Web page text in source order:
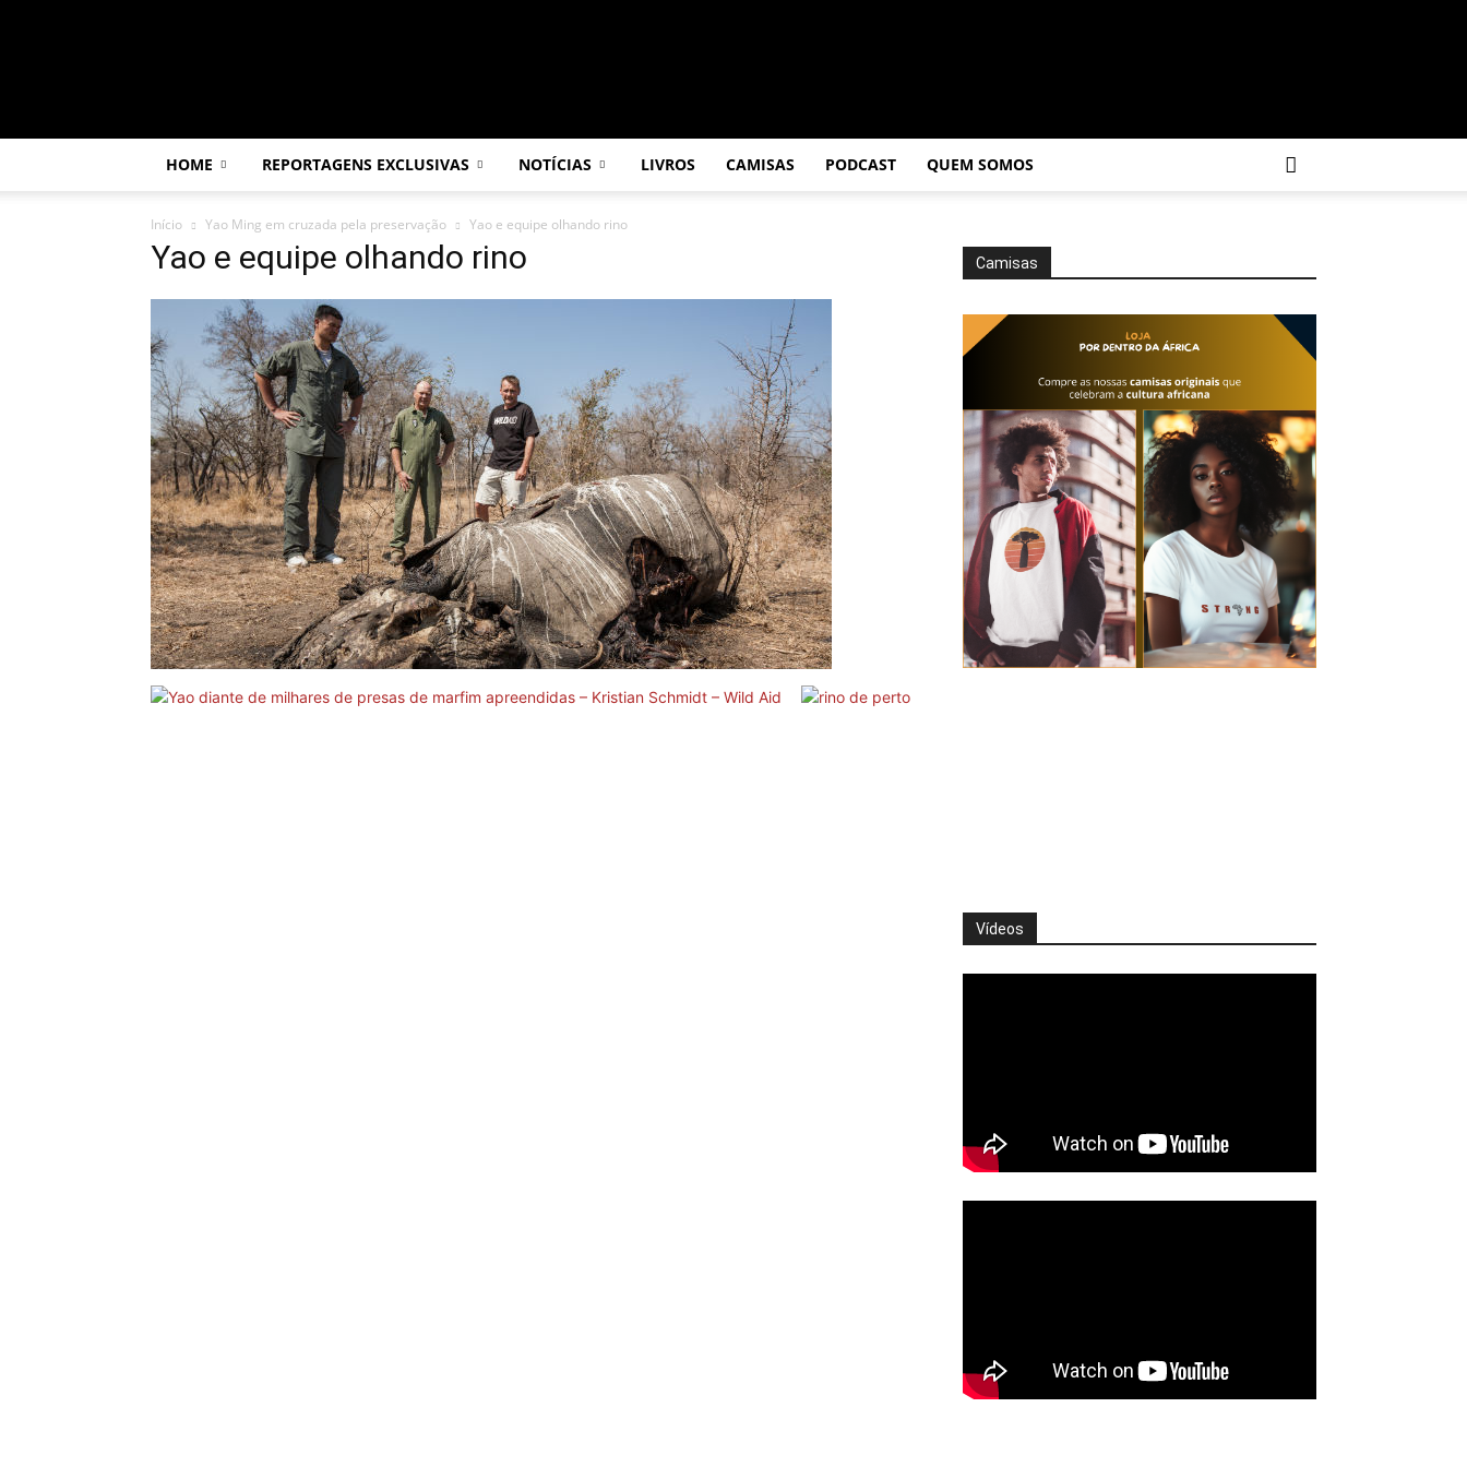
HOME REPORTAGENS EXCLUSIVAS NOTÍCIAS LIVROS CAMISAS PODCAST QUEM SOMOS
Início Yao Ming em cruzada pela preservação Yao e equipe olhando rino
Yao e equipe olhando rino Camisas
Vídeos